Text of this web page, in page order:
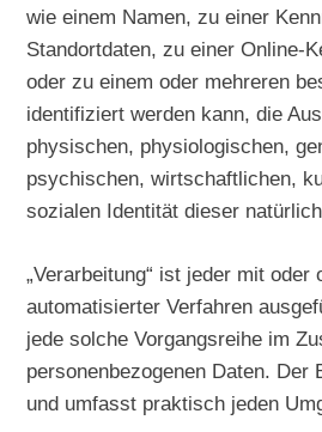
wie einem Namen, zu einer
Standortdaten, zu einer Online-
oder zu einem oder mehreren
identifiziert werden kann, die
physischen, physiologischen,
psychischen, wirtschaftlichen,
sozialen Identität dieser
„Verarbeitung“ ist jeder mit oder
automatisierter Verfahren
jede solche Vorgangsreihe im
personenbezogenen Daten. Der
und umfasst praktisch jeden